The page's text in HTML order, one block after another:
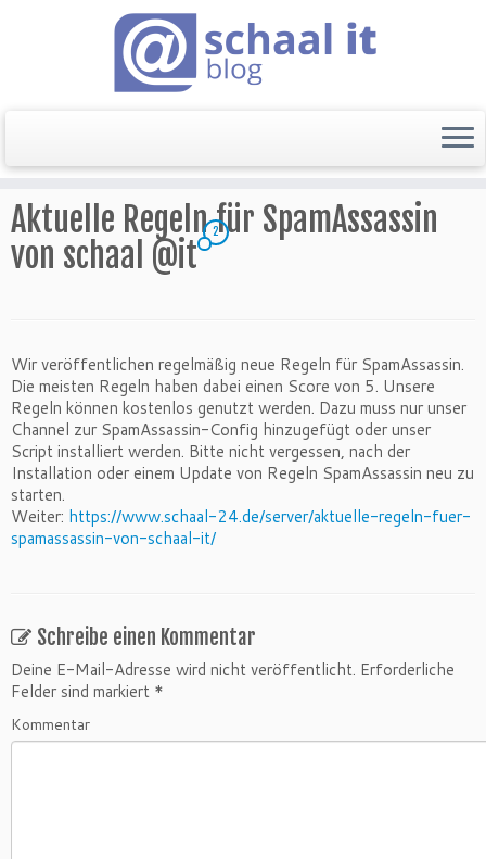
Aktuelle Regeln für SpamAssassin von schaal
@it
Aktuelle Regeln für SpamAssassin
von schaal @it
2
Wir veröffentlichen regelmäßig neue Regeln für SpamAssassin.
Die meisten Regeln haben dabei einen Score von 5. Unsere
Regeln können kostenlos genutzt werden. Dazu muss nur unser
Channel zur SpamAssassin-Config hinzugefügt oder unser
Script installiert werden. Bitte nicht vergessen, nach der
Installation oder einem Update von Regeln SpamAssassin neu zu
starten.
Weiter: https://www.schaal-24.de/server/aktuelle-regeln-fuer-
spamassassin-von-schaal-it/
Schreibe einen Kommentar
Deine E-Mail-Adresse wird nicht veröffentlicht. Erforderliche
Felder sind markiert *
Kommentar